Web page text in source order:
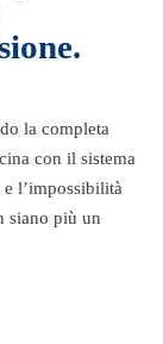
la completa
con il sistema
l’impossibilità
siano più un